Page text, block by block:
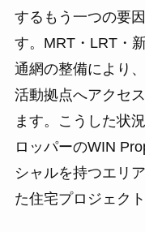
するもう一つの要
す。MRT・LRT・
通網の整備により
活動拠点へアクセ
ます。こうした状
ロッパーのWIN
シャルを持つエリ
た住宅プロジェク